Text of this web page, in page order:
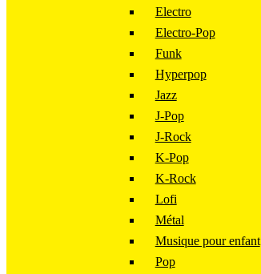
Electro
Electro-Pop
Funk
Hyperpop
Jazz
J-Pop
J-Rock
K-Pop
K-Rock
Lofi
Métal
Musique pour enfant
Pop